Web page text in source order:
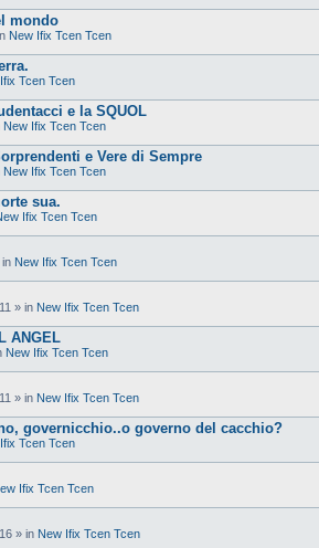
mondo
New Ifix Tcen Tcen
Tcen Tcen
e la SQUOL
New Ifix Tcen Tcen
e Vere di Sempre
New Ifix Tcen Tcen
sua.
Ifix Tcen Tcen
in New Ifix Tcen Tcen
» in New Ifix Tcen Tcen
ANGEL
New Ifix Tcen Tcen
» in New Ifix Tcen Tcen
governicchio..o governo del cacchio?
Tcen Tcen
Ifix Tcen Tcen
» in New Ifix Tcen Tcen